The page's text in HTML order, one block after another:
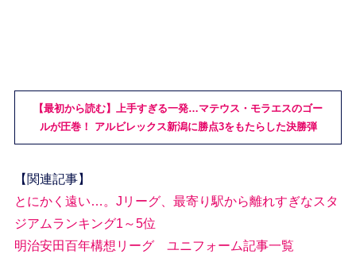
【最初から読む】上手すぎる一発…マテウス・モラエスのゴー
ルが圧巻！ アルビレックス新潟に勝点3をもたらした決勝弾
【関連記事】
とにかく遠い…。Jリーグ、最寄り駅から離れすぎなスタ
ジアムランキング1～5位
明治安田百年構想リーグ ユニフォーム記事一覧